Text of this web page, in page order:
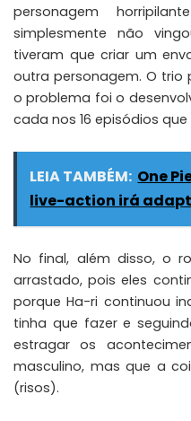
personagem
simplesmente não
tiveram que criar um
outra personagem. O trio
o problema foi o
cada nos 16 episódios
LEIA TAMBÉM: One
live-action irá
No final, além disso, o
arrastado, pois eles
porque Ha-ri continuou
tinha que fazer e
estragar os
masculino, mas que a
(risos).